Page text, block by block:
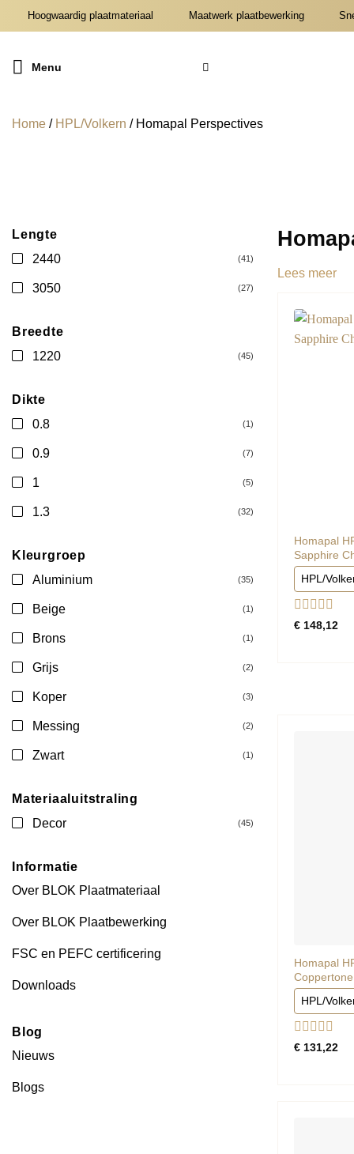
naar
Hoogwaardig plaatmateriaal Maatwerk plaatbewerking
Menu
Home / HPL/Volkern / Homapal Perspectives
Lengte
2440
(41)
3050 (27)
Breedte
1220
(45)
Dikte
0.8
(1)
0.9 (7)
1 (5)
1.3 (32)
Kleurgroep
Aluminium
(35)
Beige (1)
Brons (1)
Grijs (2)
Koper (3)
Messing (2)
Zwart (1)
Materiaaluitstraling
Decor
(45)
Informatie
Over BLOK Plaatmateriaal
Over BLOK Plaatbewerking
FSC en PEFC certificering
Downloads
Blog
Nieuws
Blogs
Lees meer
Homapal
Sapphire
HPL/
Gewaardeerd
€148,12
Homapal
HPL/
Gewaardeerd
€131,22